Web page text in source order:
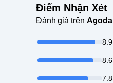
Điểm Nhận Xét
Đánh giá trên Agoda
8.9
8.6
7.8